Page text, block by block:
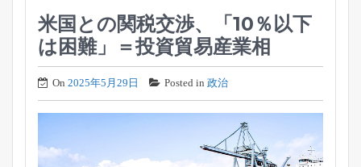
米国との関税交渉、「10％以下
は困難」＝投資貿易産業相
On 2025年5月29日 Posted in 政治